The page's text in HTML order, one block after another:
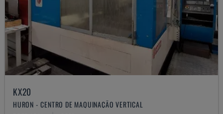
KX20
HURON - CENTRO DE MAQUINAÇÃO VERTICAL